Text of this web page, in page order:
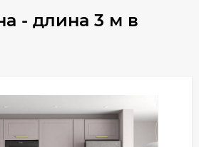
- длина 3 м в